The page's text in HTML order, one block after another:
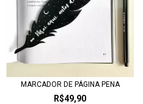
MARCADOR DE PÁGINA PENA
R$49,90